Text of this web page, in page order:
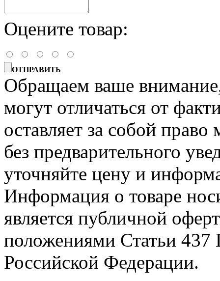
Оцените товар:
ОТПРАВИТЬ
Обращаем ваше
могут отличаться от
оставляет за собой право
без предварительного
уточняйте цену и
Информация о товаре
является публичной
положениями Статьи 437
Российской Федерации.